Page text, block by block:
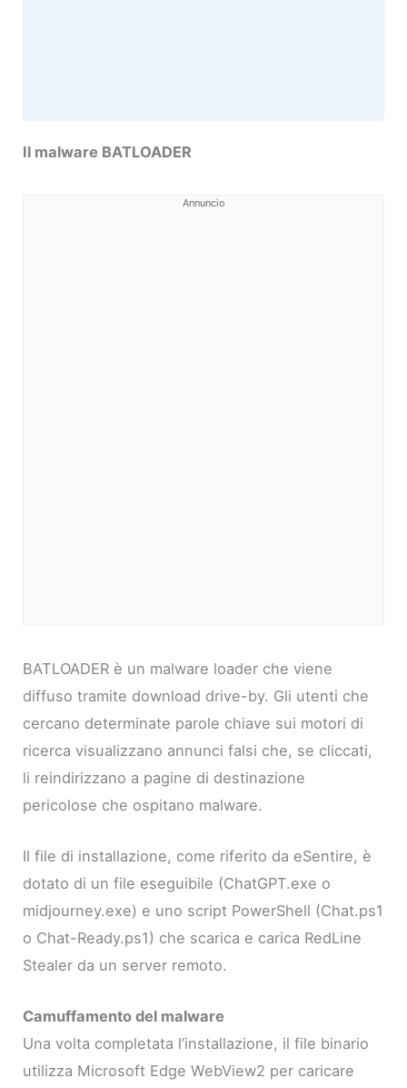
Il malware BATLOADER
Annuncio
BATLOADER è un malware loader che viene
diffuso tramite download drive-by. Gli utenti che
cercano determinate parole chiave sui motori di
ricerca visualizzano annunci falsi che, se cliccati,
li reindirizzano a pagine di destinazione
pericolose che ospitano malware.
Il file di installazione, come riferito da eSentire, è
dotato di un file eseguibile (ChatGPT.exe o
midjourney.exe) e uno script PowerShell (Chat.ps1
o Chat-Ready.ps1) che scarica e carica RedLine
Stealer da un server remoto.
Camuffamento del malware
Una volta completata l’installazione, il file binario
utilizza Microsoft Edge WebView2 per caricare